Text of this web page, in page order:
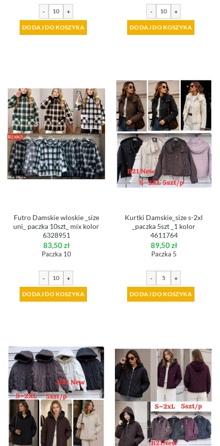
- +
DODAJ DO KOSZYKA
- +
DODAJ DO KOSZYKA
Futro Damskie wloskie _size
uni_ paczka 10szt_ mix kolor
6328951
83,50zł
Paczka 10
- +
DODAJ DO KOSZYKA
Kurtki Damskie_size s-2xl
_paczka 5szt _1 kolor
4611764
89,50zł
Paczka 5
- +
DODAJ DO KOSZYKA